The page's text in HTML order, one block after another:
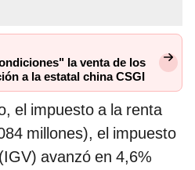
la venta de los
a la estatal china CSGI
el impuesto a la renta
millones), el impuesto
avanzó en 4,6%